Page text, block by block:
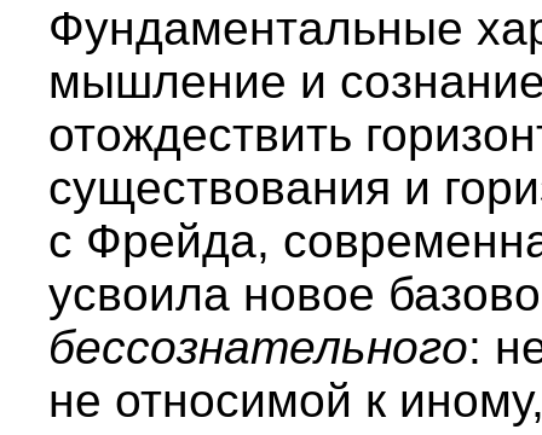
Фундаментальные
мышление и
отождествить
существования и
с Фрейда,
усвоила новое
бессознательного:
не относимой к